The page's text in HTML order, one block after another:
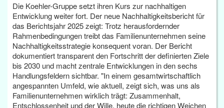
Die Koehler-Gruppe setzt ihren Kurs zur nachhaltigen
Entwicklung weiter fort. Der neue Nachhaltigkeitsbericht für
das Berichtsjahr 2025 zeigt: Trotz herausfordernder
Rahmenbedingungen treibt das Familienunternehmen seine
Nachhaltigkeitsstrategie konsequent voran. Der Bericht
dokumentiert transparent den Fortschritt der definierten Ziele
bis 2030 und macht zentrale Entwicklungen in den sechs
Handlungsfeldern sichtbar. "In einem gesamtwirtschaftlich
angespannten Umfeld, wie aktuell, zeigt sich, was uns als
Familienunternehmen wirklich trägt: Zusammenhalt,
Entschlossenheit und der Wille, heute die richtigen Weichen